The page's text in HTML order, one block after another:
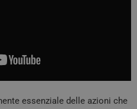
essenziale delle azioni che